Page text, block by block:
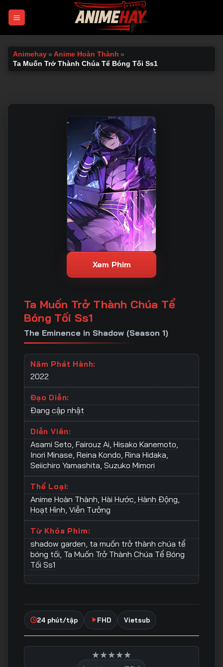
Animehay » Anime Hoàn Thành »
Ta Muốn Trở Thành Chúa Tể Bóng Tối Ss1
Xem Phim
Ta Muốn Trở Thành Chúa Tể
Bóng Tối Ss1
The Eminence in Shadow (Season 1)
Năm Phát Hành:
2022
Đạo Diễn:
Đang cập nhật
Diễn Viên:
Asami Seto Fairouz Ai Hisako Kanemoto
Inori Minase Reina Kondo Rina Hidaka
Seiichiro Yamashita Suzuko Mimori
Thể Loại:
Anime Hoàn Thành Hài Hước Hành Động
Hoạt Hình Viễn Tưởng
Từ Khóa Phim:
shadow garden ta muốn trở thành chúa tể
bóng tối Ta Muốn Trở Thành Chúa Tể Bóng
Tối Ss1
24 phút/tập FHD Vietsub
★★★★★